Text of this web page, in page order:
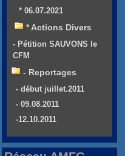
* 06.07.2021
* Actions Divers
- Pétition SAUVONS le
CFM
- Reportages
- début juillet.2011
- 09.08.2011
-12.10.2011